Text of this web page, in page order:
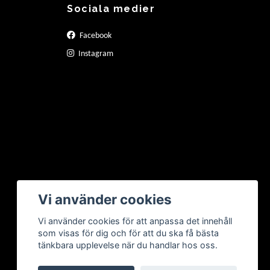
Sociala medier
Facebook
Instagram
Vi använder cookies
Vi använder cookies för att anpassa det innehåll
som visas för dig och för att du ska få bästa
tänkbara upplevelse när du handlar hos oss.